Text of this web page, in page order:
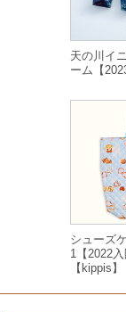
天の川イ
ーム【
シューズ
1【2022入
【kippis】